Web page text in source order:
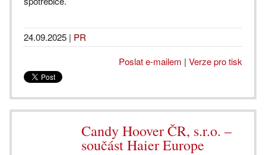
24.09.2025 | PR
Poslat e-mailem | Verze pro tisk
Candy Hoover ČR, s.r.o. –
součást Haier Europe